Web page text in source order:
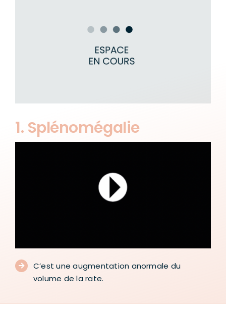
1. Splénomégalie
C’est une augmentation anormale du
volume de la rate.